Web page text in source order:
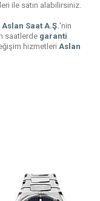
ile satın alabilirsiniz.
Aslan Saat A.Ş.'nin
saatlerde garanti
hizmetleri Aslan